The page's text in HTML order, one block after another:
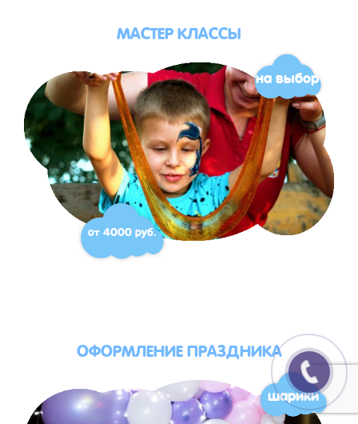
МАСТЕР КЛАССЫ
на выбор
от 4000 руб.
ОФОРМЛЕНИЕ ПРАЗДНИКА
шарики